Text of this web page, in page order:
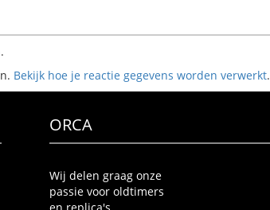
Bekijk hoe je reactie gegevens worden verwerkt.
ORCA
Wij delen graag onze
passie voor oldtimers